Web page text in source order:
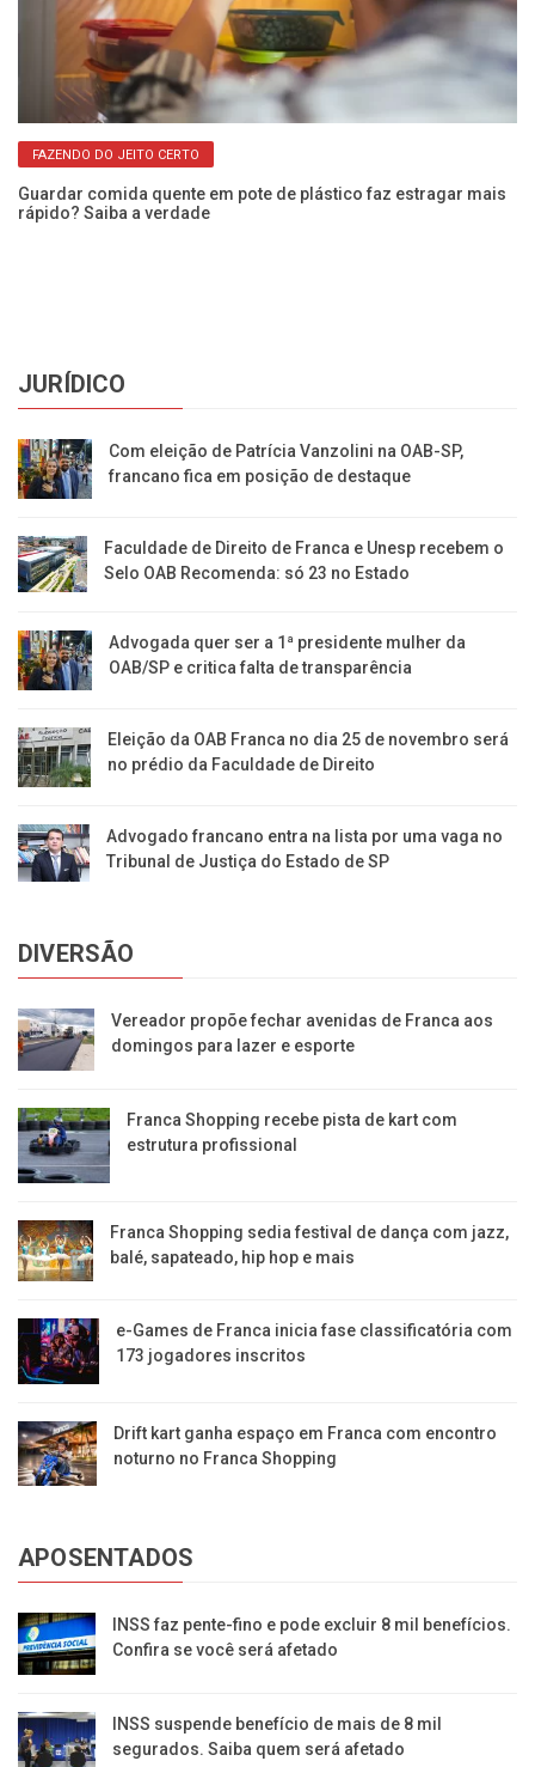
FAZENDO DO JEITO CERTO
Guardar comida quente em pote de plástico faz estragar mais
rápido? Saiba a verdade
JURÍDICO
Com eleição de Patrícia Vanzolini na OAB-SP,
francano fica em posição de destaque
Faculdade de Direito de Franca e Unesp recebem o
Selo OAB Recomenda: só 23 no Estado
Advogada quer ser a 1ª presidente mulher da
OAB/SP e critica falta de transparência
Eleição da OAB Franca no dia 25 de novembro será
no prédio da Faculdade de Direito
Advogado francano entra na lista por uma vaga no
Tribunal de Justiça do Estado de SP
DIVERSÃO
Vereador propõe fechar avenidas de Franca aos
domingos para lazer e esporte
Franca Shopping recebe pista de kart com
estrutura profissional
Franca Shopping sedia festival de dança com jazz,
balé, sapateado, hip hop e mais
e-Games de Franca inicia fase classificatória com
173 jogadores inscritos
Drift kart ganha espaço em Franca com encontro
noturno no Franca Shopping
APOSENTADOS
INSS faz pente-fino e pode excluir 8 mil benefícios.
Confira se você será afetado
INSS suspende benefício de mais de 8 mil
segurados. Saiba quem será afetado